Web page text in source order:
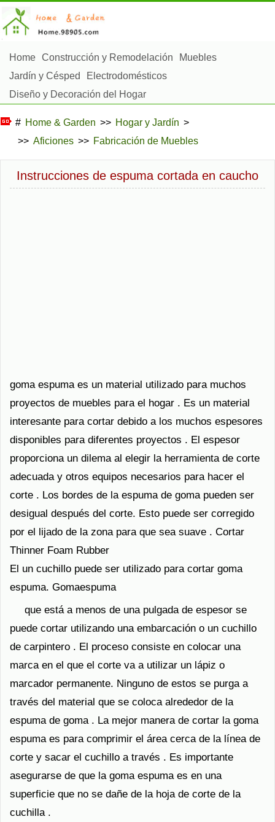
Home Construcción y Remodelación
Muebles
Jardín y Césped
Electrodomésticos
Diseño y Decoración del Hogar
Servicios de Limpieza
# Home & Garden >> Hogar y Jardín >
>> Aficiones >> Fabricación de Muebles
Instrucciones de espuma cortada en caucho
goma espuma es un material utilizado para muchos
proyectos de muebles para el hogar . Es un material
interesante para cortar debido a los muchos espesores
disponibles para diferentes proyectos . El espesor
proporciona un dilema al elegir la herramienta de corte
adecuada y otros equipos necesarios para hacer el
corte . Los bordes de la espuma de goma pueden ser
desigual después del corte. Esto puede ser corregido
por el lijado de la zona para que sea suave . Cortar
Thinner Foam Rubber
El un cuchillo puede ser utilizado para cortar goma
espuma. Gomaespuma
que está a menos de una pulgada de espesor se
puede cortar utilizando una embarcación o un cuchillo
de carpintero . El proceso consiste en colocar una
marca en el que el corte va a utilizar un lápiz o
marcador permanente. Ninguno de estos se purga a
través del material que se coloca alrededor de la
espuma de goma . La mejor manera de cortar la goma
espuma es para comprimir el área cerca de la línea de
corte y sacar el cuchillo a través . Es importante
asegurarse de que la goma espuma es en una
superficie que no se dañe de la hoja de corte de la
cuchilla .